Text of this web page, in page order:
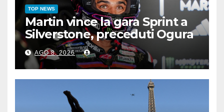
TOP NEWS
Martin vince la gara Sprint a
Silverstone, preceduti Ogura
e Bezzecchi
AGO 8, 2026